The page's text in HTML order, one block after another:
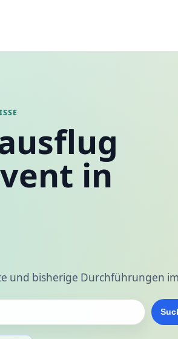
in
und bisherige Durchführungen